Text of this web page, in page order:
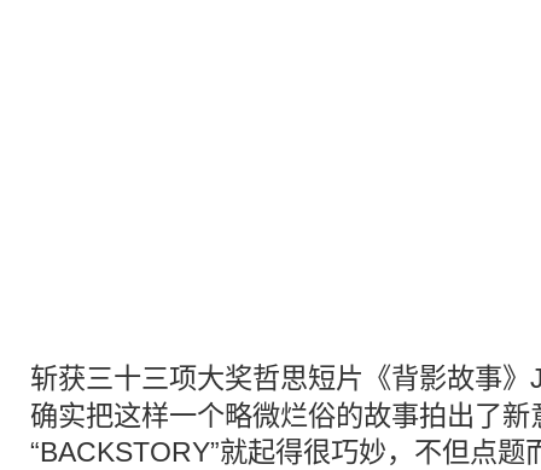
斩获三十三项大奖哲思短片《背影故事
确实把这样一个略微烂俗的故事拍出了
“BACKSTORY”就起得很巧妙，不但点